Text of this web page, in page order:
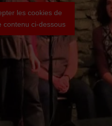
les cookies de
contenu ci-dessous